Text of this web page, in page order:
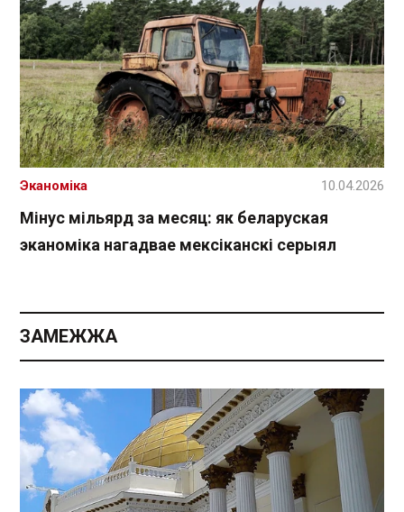
Мінус мільярд за месяц: як беларуская
эканоміка нагадвае мексіканскі серыял
Эканоміка 10.04.2026
ЗАМЕЖЖА